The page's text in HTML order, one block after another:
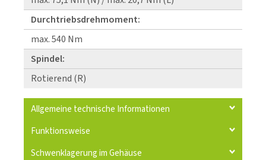
Durchtriebsdrehmoment:
max. 540 Nm
Spindel:
Rotierend (R)
Allgemeine technische Informationen
Funktionsweise
Schwenklagerung im Gehäuse